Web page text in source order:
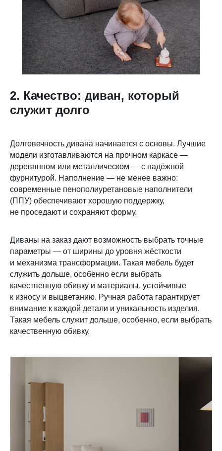
2. Качество: диван, который
служит долго
Долговечность дивана начинается с основы. Лучшие
модели изготавливаются на прочном каркасе —
деревянном или металлическом — с надёжной
фурнитурой. Наполнение — не менее важно:
современные пенополиуретановые наполнители
(ППУ) обеспечивают хорошую поддержку,
не проседают и сохраняют форму.
Диваны на заказ дают возможность выбрать точные
параметры — от ширины до уровня жёсткости
и механизма трансформации. Такая мебель будет
служить дольше, особенно если выбрать
качественную обивку и материалы, устойчивые
к износу и выцветанию. Ручная работа гарантирует
внимание к каждой детали и уникальность изделия.
Такая мебель служит дольше, особенно, если выбрать
качественную обивку.